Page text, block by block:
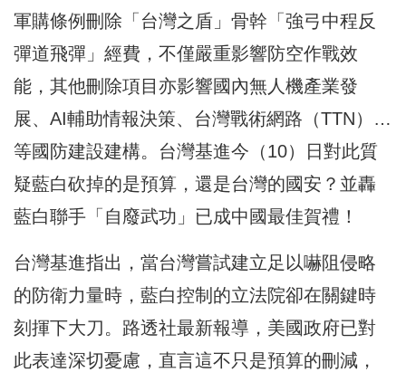
軍購條例刪除「台灣之盾」骨幹「強弓中程反
彈道飛彈」經費，不僅嚴重影響防空作戰效
能，其他刪除項目亦影響國內無人機產業發
展、AI輔助情報決策、台灣戰術網路（TTN）…
等國防建設建構。台灣基進今（10）日對此質
疑藍白砍掉的是預算，還是台灣的國安？並轟
藍白聯手「自廢武功」已成中國最佳賀禮！
台灣基進指出，當台灣嘗試建立足以嚇阻侵略
的防衛力量時，藍白控制的立法院卻在關鍵時
刻揮下大刀。路透社最新報導，美國政府已對
此表達深切憂慮，直言這不只是預算的刪減，